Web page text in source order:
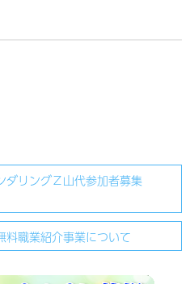
ダリングＺ山代参加者募集
職業紹介事業について